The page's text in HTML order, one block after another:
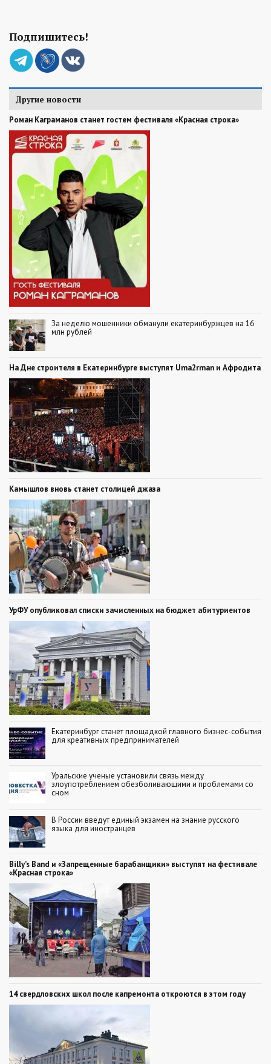
Подпишитесь!
Другие новости
Роман Каграманов станет гостем фестиваля «Красная строка»
За неделю мошенники обманули екатеринбуржцев на 16
млн рублей
На Дне строителя в Екатеринбурге выступят Uma2rman и Афродита
Камышлов вновь станет столицей джаза
УрФУ опубликовал списки зачисленных на бюджет абитуриентов
Екатеринбург станет площадкой главного бизнес-события
для креативных предпринимателей
Уральские ученые установили связь между
злоупотреблением обезболивающими и проблемами со
сном
В России введут единый экзамен на знание русского
языка для иностранцев
Billy’s Band и «Запрещенные барабанщики» выступят на фестивале
«Красная строка»
14 свердловских школ после капремонта откроются в этом году